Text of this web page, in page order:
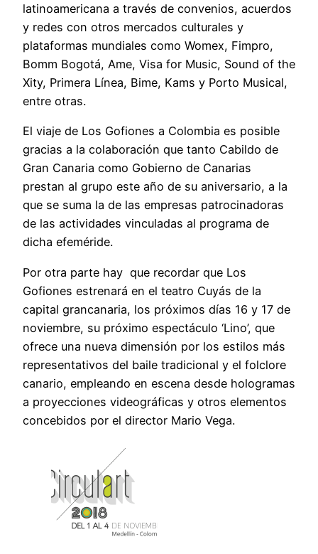
latinoamericana a través de convenios, acuerdos
y redes con otros mercados culturales y
plataformas mundiales como Womex, Fimpro,
Bomm Bogotá, Ame, Visa for Music, Sound of the
Xity, Primera Línea, Bime, Kams y Porto Musical,
entre otras.
El viaje de Los Gofiones a Colombia es posible
gracias a la colaboración que tanto Cabildo de
Gran Canaria como Gobierno de Canarias
prestan al grupo este año de su aniversario, a la
que se suma la de las empresas patrocinadoras
de las actividades vinculadas al programa de
dicha efeméride.
Por otra parte hay que recordar que Los
Gofiones estrenará en el teatro Cuyás de la
capital grancanaria, los próximos días 16 y 17 de
noviembre, su próximo espectáculo ‘Lino’, que
ofrece una nueva dimensión por los estilos más
representativos del baile tradicional y el folclore
canario, empleando en escena desde hologramas
a proyecciones videográficas y otros elementos
concebidos por el director Mario Vega.